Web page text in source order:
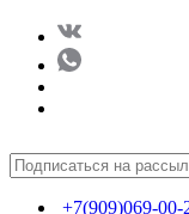
+7(909)069-00-